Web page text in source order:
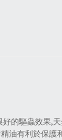
的驅蟲效果,天
油有利於保護